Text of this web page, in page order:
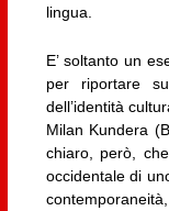
lingua.
E’ soltanto un
per riportare
dell’identità
Milan Kundera
chiaro, però,
occidentale di